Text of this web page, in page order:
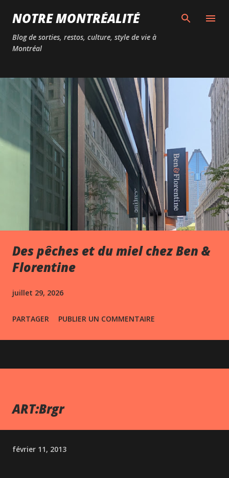
Passer au contenu principal
NOTRE MONTRÉALITÉ
Blog de sorties, restos, culture, style de vie à
Montréal
Des pêches et du miel chez Ben &
Florentine
juillet 29, 2026
PARTAGER PUBLIER UN COMMENTAIRE
ART:Brgr
février 11, 2013